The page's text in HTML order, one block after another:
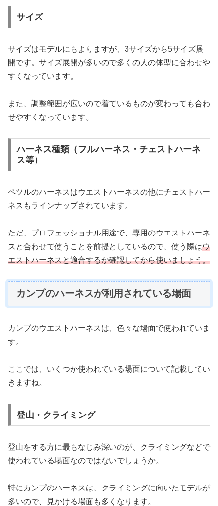
サイズ
サイズはモデルにもよりますが、3サイズから5サイズ展
開です。サイズ展開が多いので多くの人の体型に合わせや
すくなっています。
また、調整範囲が広いので着ているものが変わっても合わ
せやすくなっています。
ハーネス種類（フルハーネス・チェストハーネ
ス等）
ペツルのハーネスはウエストハーネスの他にチェストハー
ネスもラインナップされています。
ただ、プロフェッショナル用途で、専用のウエストハーネ
スと合わせて使うことを前提としているので、使う際はウ
エストハーネスと適合するか確認してから使いましょう。
カンプのハーネスが利用されている場面
カンプのウエストハーネスは、色々な場面で使われていま
す。
ここでは、いくつか使われている場面について記載してい
きますね。
登山・クライミング
登山をする方に最もなじみ深いのが、クライミングなどで
使われている場面なのではないでしょうか。
特にカンプのハーネスは、クライミングに向いたモデルが
多いので、見かける場面も多くなります。